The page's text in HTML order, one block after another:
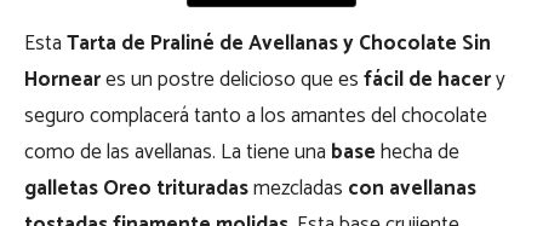
EstaTarta de Praliné de Avellanas y Chocolate Sin
Horneares un postre delicioso que esfácil de hacery
seguro complacerá tanto a los amantes del chocolate
como de las avellanas. La tiene una basehecha de
galletas Oreo trituradasmezcladas con avellanas